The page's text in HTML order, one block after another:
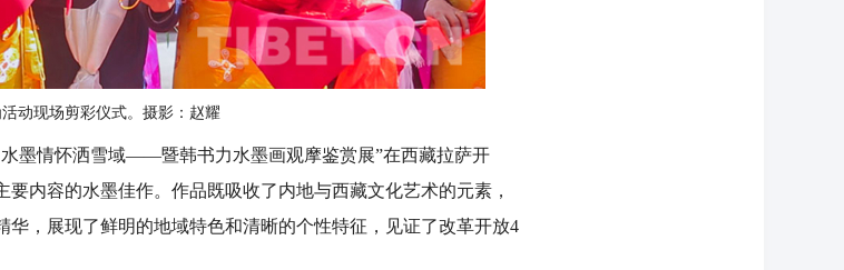
活动现场剪彩仪式。摄影：赵耀
墨情怀洒雪域——暨韩书力水墨画观摩鉴赏展”在西藏拉萨开
内容的水墨佳作。作品既吸收了内地与西藏文化艺术的元素，
华，展现了鲜明的地域特色和清晰的个性特征，见证了改革开放4